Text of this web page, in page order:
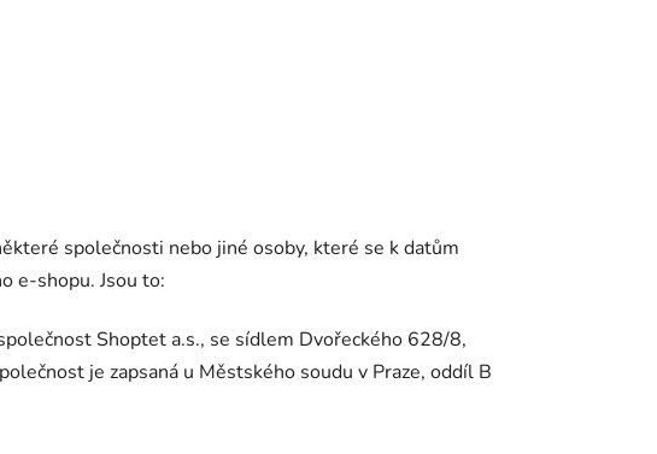
společnosti nebo jiné osoby, které se k datům
e-shopu. Jsou to:
Shoptet a.s., se sídlem Dvořeckého 628/8,
je zapsaná u Městského soudu v Praze, oddíl B